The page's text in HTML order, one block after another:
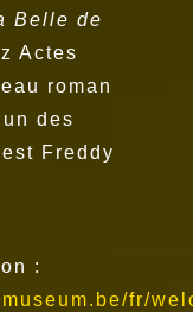
Belle de
Actes
roman
des
Freddy
:
fr/